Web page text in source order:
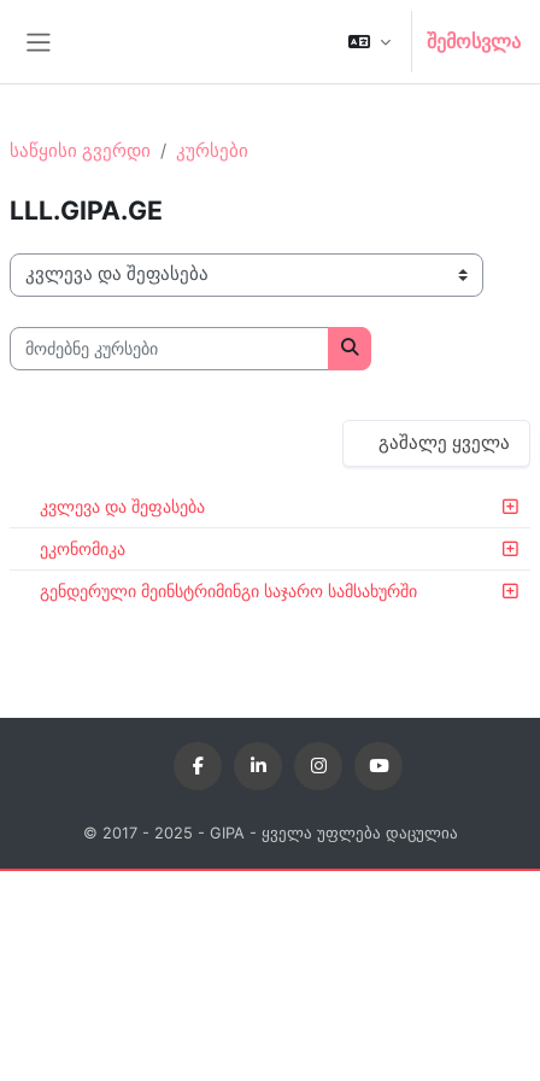
შემოსვლა
საწყისი გვერდი კურსები
LLL.GIPA.GE
კურსების კატეგორიები
მოძებნე კურსები
მოძებნე კურსები
გაშალე ყველა
კვლევა და შეფასება
ეკონომიკა
გენდერული მეინსტრიმინგი საჯარო სამსახურში
© 2017 - 2025 - GIPA - ყველა უფლება დაცულია